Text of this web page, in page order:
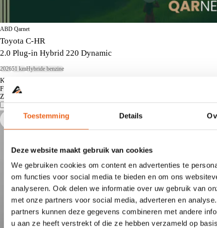
Toestemming Details
Deze website maakt gebruik van cookies
We gebruiken cookies om content en advertenties te
om functies voor social media te bieden en om ons
analyseren. Ook delen we informatie over uw gebruik van
met onze partners voor social media, adverteren en
partners kunnen deze gegevens combineren met andere
u aan ze heeft verstrekt of die ze hebben verzameld op
ABD Qarnet
Toyota C-HR
2.0 Plug-in Hybrid 220 Dynamic
202651 kmHybride benzine
Kopen
Financieren vanaf
Zakelijk financieren vanaf